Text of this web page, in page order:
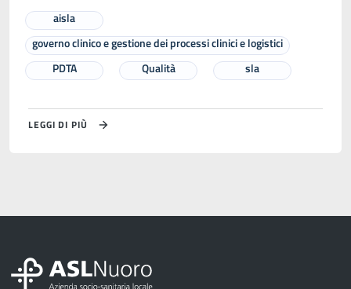
aisla
governo clinico e gestione dei processi clinici e logistici
PDTA
Qualità sla
LEGGI DI PIÙ